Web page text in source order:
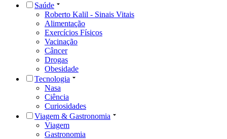
Saúde
Roberto Kalil - Sinais Vitais
Alimentação
Exercícios Físicos
Vacinação
Câncer
Drogas
Obesidade
Tecnologia
Nasa
Ciência
Curiosidades
Viagem & Gastronomia
Viagem
Gastronomia